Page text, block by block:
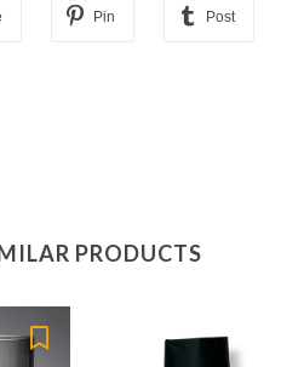
Pin Post
PRODUCTS